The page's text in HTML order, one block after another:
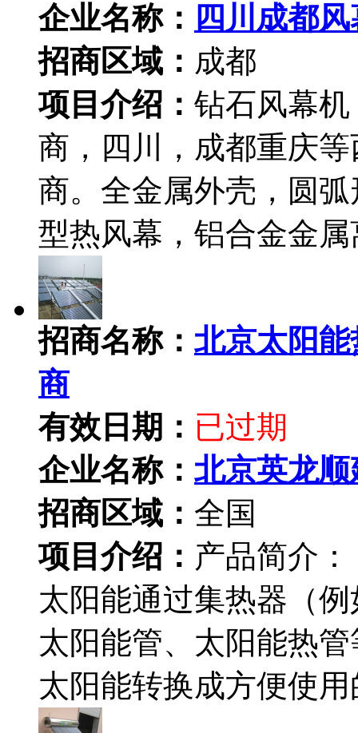
企业名称： 四川成都
招商区域： 成都
项目介绍： 钻石风幕
商，四川，成都重庆
商。全金属外壳，圆
型热风幕，铝合金金
招商名称： 北京太阳
商
有效日期： 已过期
企业名称： 北京英龙
招商区域： 全国
项目介绍： 产品简介
太阳能通过集热器（
太阳能管、太阳能热
太阳能转换成方便使